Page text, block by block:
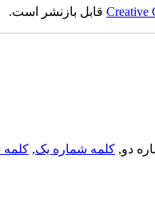
Creativeقابل بازنشر است.
دو, کلمه شماره یک, کلمه